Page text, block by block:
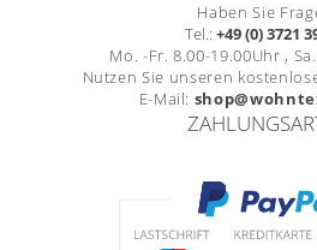
Haben Sie
Tel.: +49 (0) 3721
Mo. -Fr. 8.00-19.00Uhr ,
Nutzen Sie unseren
E-Mail: